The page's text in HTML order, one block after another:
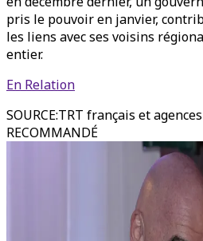
pris le pouvoir en janvier,
les liens avec ses voisins
entier.
En Relation
SOURCE:TRT français et agences
RECOMMANDÉ